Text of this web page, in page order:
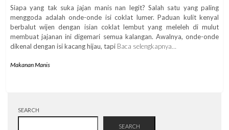
Siapa yang tak suka jajan manis nan legit? Salah satu yang paling
menggoda adalah onde-onde isi coklat lumer. Paduan kulit kenyal
berbalut wijen dengan isian coklat lembut yang meleleh di mulut
membuat jajanan ini digemari semua kalangan. Awalnya, onde-onde
dikenal dengan isi kacang hijau, tapi Baca selengkapnya…
Makanan Manis
SEARCH
SEARCH